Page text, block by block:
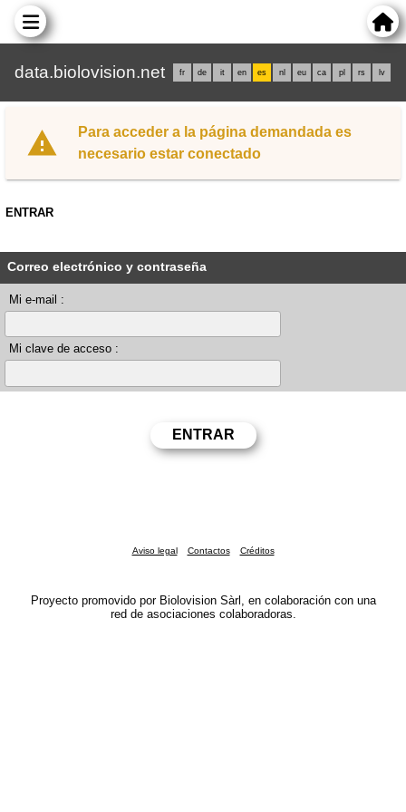
data.biolovision.net fr de it en es nl eu ca pl rs lv
Para acceder a la página demandada es
necesario estar conectado
ENTRAR
Correo electrónico y contraseña
Mi e-mail :
Mi clave de acceso :
Aviso legal Contactos Créditos
Proyecto promovido por Biolovision Sàrl, en colaboración con una
red de asociaciones colaboradoras.